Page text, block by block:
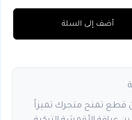
أضف إلى السلة
قطع تمنح متجرك تميزاً